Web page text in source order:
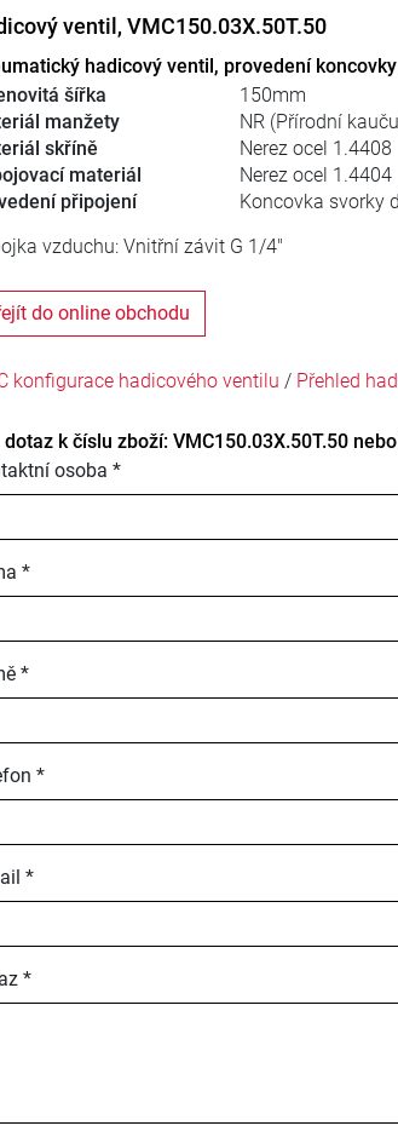
ventil, VMC150.03X.50T.50
hadicový ventil, provedení
šířka
150mm
manžety
NR (Přírodní
skříně
Nerez ocel 1.4408
materiál
Nerez ocel 1.4404
připojení
Koncovka svorky
vzduchu: Vnitřní závit G 1/4"
do online obchodu
konfigurace hadicového ventilu / Přehled
dotaz k číslu zboží: VMC150.03X.50T.50
osoba *
*
*
*
*
*